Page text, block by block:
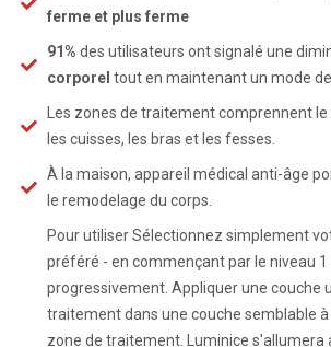
ferme et plus ferme
91% des utilisateurs ont signalé une
corporel tout en maintenant un mode
Les zones de traitement comprennent
les cuisses, les bras et les fesses.
À la maison, appareil médical anti-âge
le remodelage du corps.
Pour utiliser Sélectionnez simplement
préféré - en commençant par le niveau
progressivement. Appliquer une couche
traitement dans une couche semblable
zone de traitement. Luminice